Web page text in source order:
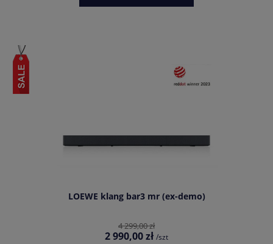
LOEWE klang bar3 mr (ex-demo)
4 299,00 zł
2 990,00 zł /szt